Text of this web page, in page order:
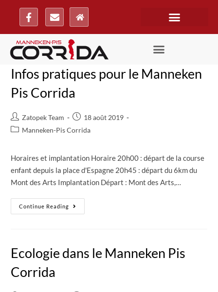
Infos pratiques pour le Manneken
Pis Corrida
Zatopek Team
18 août 2019
Manneken-Pis Corrida
Horaires et implantation Horaire 20h00 : départ de la course
enfant depuis la place d'Espagne 20h45 : départ du 6km du
Mont des Arts Implantation Départ : Mont des Arts,…
Continue Reading
Ecologie dans le Manneken Pis
Corrida